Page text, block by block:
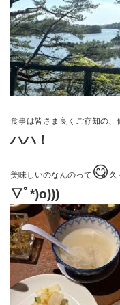
食事は皆さま良くご存知の、
ハハ！
美味しいのなんのって 😋 久
▽ﾟ*)o)))